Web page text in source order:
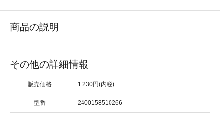
商品の説明
その他の詳細情報
販売価格 1,230円(内税)
型番 2400158510266